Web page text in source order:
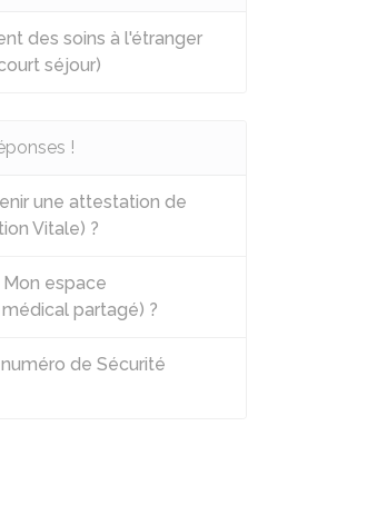
des soins à l'étranger
séjour)
!
une attestation de
Vitale) ?
espace
partagé) ?
de Sécurité